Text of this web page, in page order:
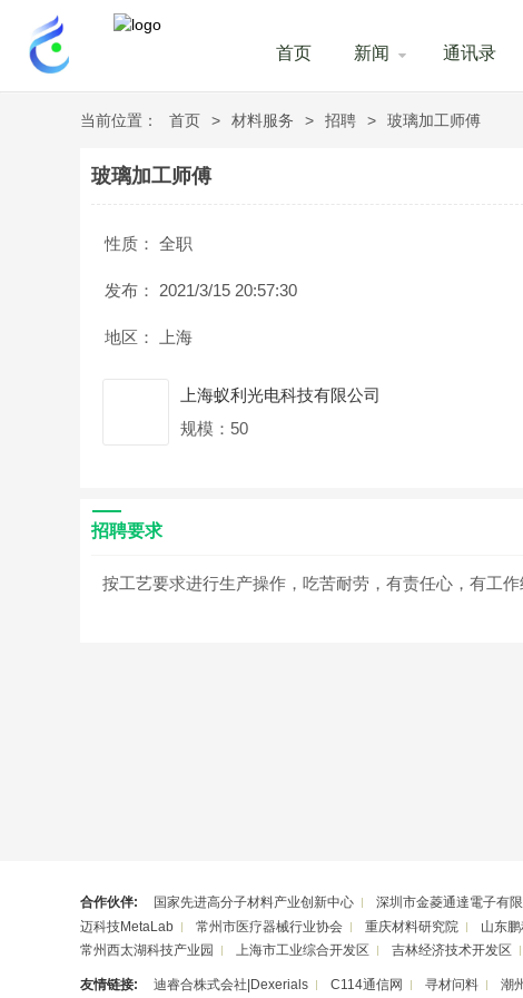
首页 新闻 通讯录
当前位置： 首页 > 材料服务 > 招聘 > 玻璃加工师傅
玻璃加工师傅
性质： 全职
发布： 2021/3/15 20:57:30
地区： 上海
上海蚁利光电科技有限公司
规模：50
招聘要求
按工艺要求进行生产操作，吃苦耐劳，有责任心，有工
合作伙伴: 国家先进高分子材料产业创新中心 深圳市金菱通達電子有限
迈科技MetaLab
常州市医疗器械行业协会 重庆材料研究院 山东
常州西太湖科技产业园
上海市工业综合开发区 吉林经济技术开发区
友情链接: 迪睿合株式会社|Dexerials C114通信网 寻材问料 潮